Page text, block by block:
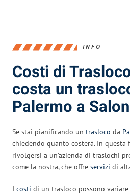
INFO
Costi di
costa un
Palermo a
Se stai pianificando un trasloco da
chiedendo quanto costerà. In questa
rivolgersi a un’azienda di traslochi
come la nostra, che offre servizi di
I costi di un trasloco possono